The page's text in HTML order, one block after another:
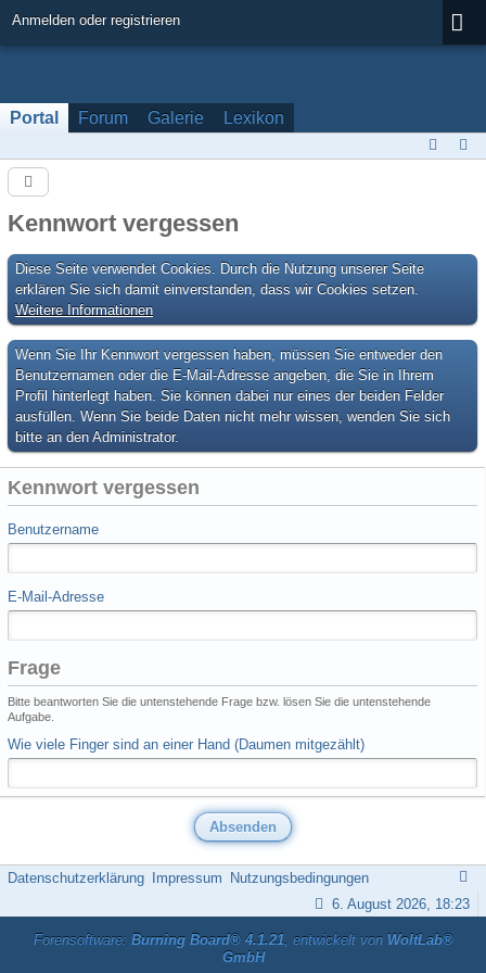
Anmelden oder registrieren
Portal Forum Galerie Lexikon
Kennwort vergessen
Diese Seite verwendet Cookies. Durch die Nutzung unserer Seite
erklären Sie sich damit einverstanden, dass wir Cookies setzen.
Weitere Informationen
Wenn Sie Ihr Kennwort vergessen haben, müssen Sie entweder den
Benutzernamen oder die E-Mail-Adresse angeben, die Sie in Ihrem
Profil hinterlegt haben. Sie können dabei nur eines der beiden Felder
ausfüllen. Wenn Sie beide Daten nicht mehr wissen, wenden Sie sich
bitte an den Administrator.
Kennwort vergessen
Benutzername
E-Mail-Adresse
Frage
Bitte beantworten Sie die untenstehende Frage bzw. lösen Sie die untenstehende
Aufgabe.
Wie viele Finger sind an einer Hand (Daumen mitgezählt)
Datenschutzerklärung Impressum
Nutzungsbedingungen
6. August 2026, 18:23
Forensoftware: Burning Board® 4.1.21, entwickelt von WoltLab®
GmbH